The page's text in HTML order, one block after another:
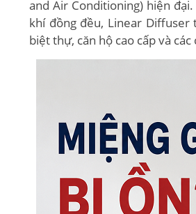
and Air Conditioning) hiện
khí đồng đều, Linear
biệt thự, căn hộ cao cấp và